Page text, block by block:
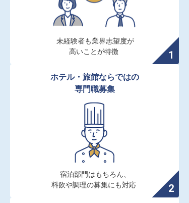
未経験者も業界志望度が
高いことが特徴
ホテル・旅館ならではの
専門職募集
宿泊部門はもちろん、
料飲や調理の募集にも対応